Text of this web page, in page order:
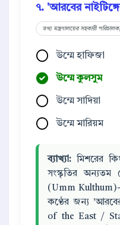
৭. 'আরবের
তথ্য মন্ত্রণালয়ের সহকারী
উম্মে হাফিজা
উম্মে কুলসুম
উম্মে সাদিয়া
উম্মে মারিয়ম
ব্যাখ্যা: মিশরের
সংস্কৃতির অন্যতম
(Umm Kulthum)-
কণ্ঠের জন্য
of the East /